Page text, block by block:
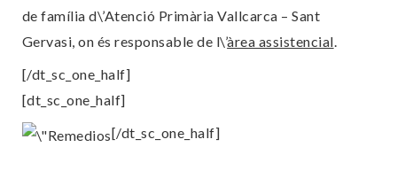
de família d\’Atenció Primària Vallcarca – Sant
Gervasi, on és responsable de l\’àrea assistencial.
[/dt_sc_one_half]
[dt_sc_one_half]
[/dt_sc_one_half]